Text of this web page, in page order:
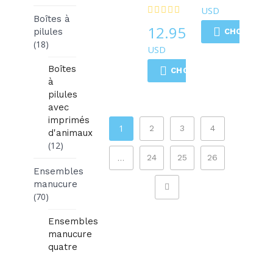
Boîtes à
pilules
(18)
Boîtes
à
pilules
avec
imprimés
d'animaux
(12)
Ensembles
manucure
(70)
Ensembles
manucure
quatre
12.95
USD
CHOIX DES OPTIONS
USD
CHOIX
1 2 3 4
… 24 25 26